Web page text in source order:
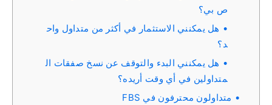
ص بي؟
هل يمكنني الاستثمار في أكثر من متداول واح
د؟
هل يمكنني البدء والتوقف عن نسخ صفقات ال
متداولين في أي وقت أريده؟
متداولون محترفون في FBS